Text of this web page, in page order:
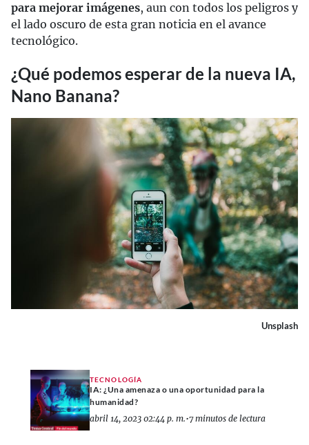
para mejorar imágenes, aun con todos los peligros y
el lado oscuro de esta gran noticia en el avance
tecnológico.
¿Qué podemos esperar de la nueva IA,
Nano Banana?
Unsplash
TECNOLOGÍA
IA: ¿Una amenaza o una oportunidad para la
humanidad?
abril 14, 2023 02:44 p. m.•7 minutos de lectura